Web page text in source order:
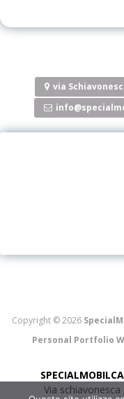
via
Copyright © 2026
Personal Portfolio
Via